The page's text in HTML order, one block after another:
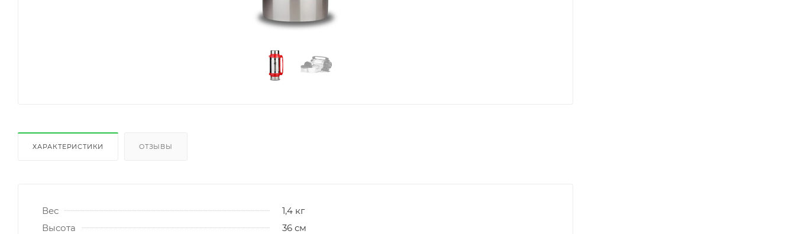
ХАРАКТЕРИСТИКИ ОТЗЫВЫ
Вес
1,4 кг
Высота
36 см